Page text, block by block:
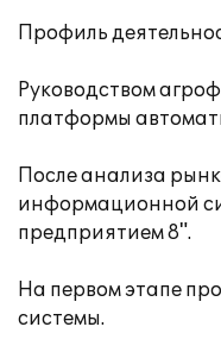
Профиль
Руководством
платформы
После анализа
информационной
предприятием 8".
На первом этапе
системы.